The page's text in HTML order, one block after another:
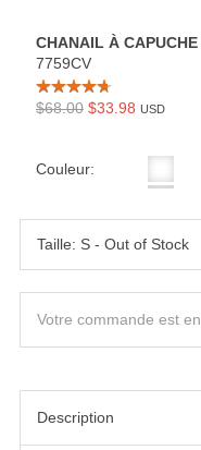
CHANAIL À
7759CV
$68.00 $33.98 USD
Couleur:
Votre commande est
Description